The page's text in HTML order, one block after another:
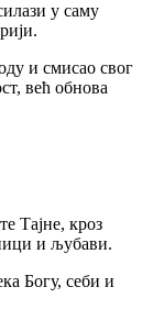
у саму
и смисао свог
већ обнова
Тајне, кроз
и љубави.
Богу, себи и